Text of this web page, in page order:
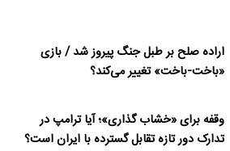
اراده صلح بر طبل جنگ پیروز شد / بازی
«باخت-باخت» تغییر می‌کند؟
وقفه برای «خشاب گذاری»؛ آیا ترامپ در
تدارک دور تازه تقابل گسترده با ایران است؟